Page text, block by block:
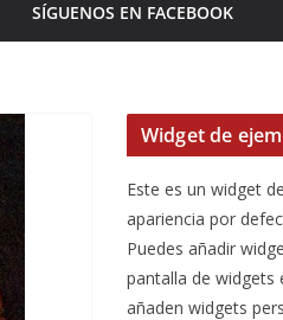
SÍGUENOS EN FACEBOOK
Widget de
Este es un widget
apariencia por
Puedes añadir
pantalla de widgets
añaden widgets